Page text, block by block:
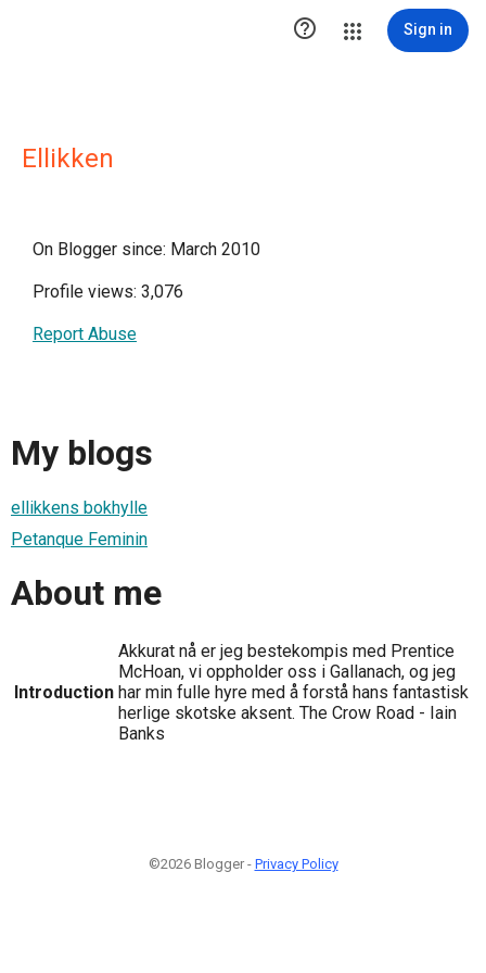
 Sign in
Ellikken
On Blogger since: March 2010
Profile views: 3,076
Report Abuse
My blogs
ellikkens bokhylle
Petanque Feminin
About me
Introduction
Akkurat nå er jeg bestekompis med Prentice
McHoan, vi oppholder oss i Gallanach, og jeg
har min fulle hyre med å forstå hans fantastisk
herlige skotske aksent. The Crow Road - Iain
Banks
©2026 Blogger - Privacy Policy